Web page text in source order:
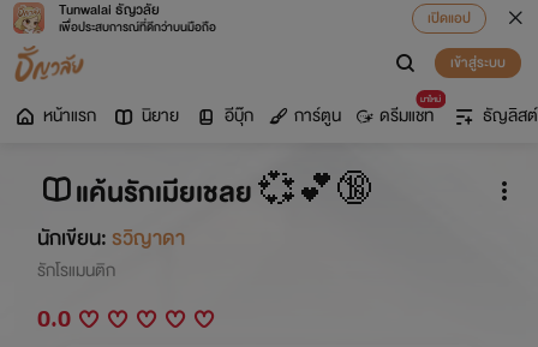
Tunwalai ธัญวลัย
เพื่อประสบการณ์ที่ดีกว่าบนมือถือ
เปิดแอป
เข้าสู่ระบบ
หน้าแรก นิยาย อีบุ๊ก การ์ตูน
มาใหม่
ดรีมแชท ธัญลิสต์
แค้นรักเมียเชลย 💞💕🔞
นักเขียน:รวิญาดา
รักโรแมนติก
0.0